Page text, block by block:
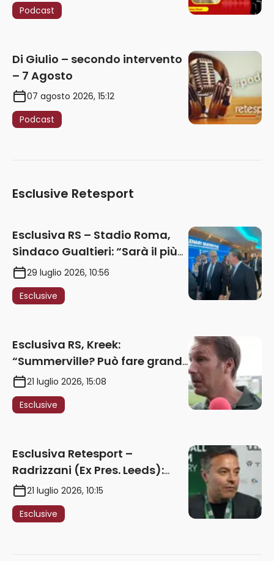
Podcast
Di Giulio – secondo intervento
– 7 Agosto
07 agosto 2026, 15:12
Podcast
Esclusive Retesport
Esclusiva RS – Stadio Roma,
Sindaco Gualtieri: “Sarà il più
iconico del mondo. Assoluta
unità politica. Prima pietra nel
2027. Ricorsi strumentali?
29 luglio 2026, 10:56
Esclusive
Esclusiva RS, Kreek:
“Summerville? Può fare grandi
cose in Serie A. Godts deve
maturare esperienza per
giocare nella Roma”
21 luglio 2026, 15:08
Esclusive
Esclusiva Retesport –
Radrizzani (Ex Pres. Leeds):
“Summerville ragazzo
speciale, in Italia con Gasp
può esplodere
21 luglio 2026, 10:15
Esclusive